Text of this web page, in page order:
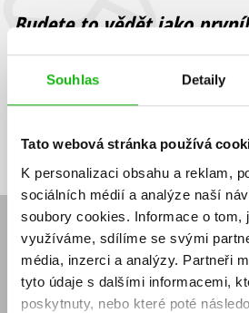
Souhlas Detaily
Tato webová stránka používá
K personalizaci obsahu a reklam,
sociálních médií a analýze naší
soubory cookies. Informace o tom,
využíváme, sdílíme se svými
média, inzerci a analýzy. Partneři
tyto údaje s dalšími informacemi,
poskytnuty, nebo které poté
Budete to vědět jako první!
Zajímá Vás, jaký knižní hit právě vychází,
sleva, jaká běží soutěž o ceny? Přihlášením
souhlasíte se
mailová
adresa
mailová
adresa
Vaše e-mailová adresa
E-SHOP
Aktuality
Naši autoři
Obchodní podmínky